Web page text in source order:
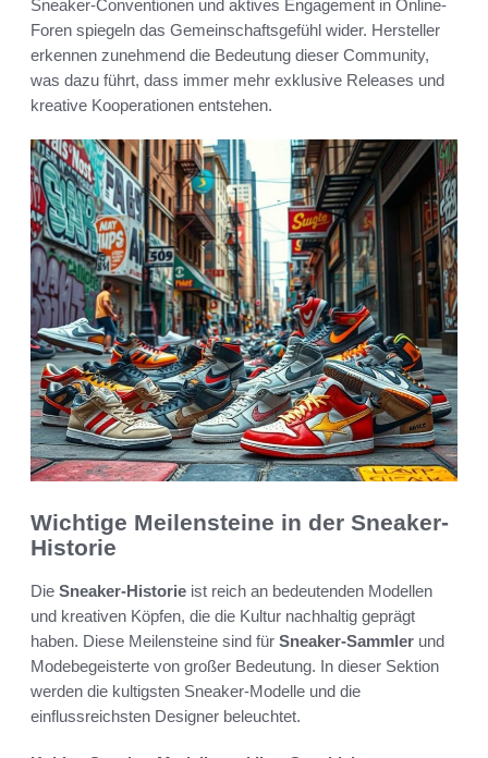
Sneaker-Conventionen und aktives Engagement in Online-
Foren spiegeln das Gemeinschaftsgefühl wider. Hersteller
erkennen zunehmend die Bedeutung dieser Community,
was dazu führt, dass immer mehr exklusive Releases und
kreative Kooperationen entstehen.
Wichtige Meilensteine in der Sneaker-
Historie
Die Sneaker-Historie ist reich an bedeutenden Modellen
und kreativen Köpfen, die die Kultur nachhaltig geprägt
haben. Diese Meilensteine sind für Sneaker-Sammler und
Modebegeisterte von großer Bedeutung. In dieser Sektion
werden die kultigsten Sneaker-Modelle und die
einflussreichsten Designer beleuchtet.